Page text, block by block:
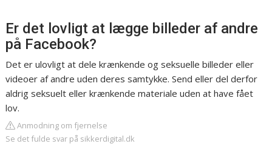
Er det lovligt at lægge billeder af andre
på Facebook?
Det er ulovligt at dele krænkende og seksuelle billeder eller
videoer af andre uden deres samtykke. Send eller del derfor
aldrig seksuelt eller krænkende materiale uden at have fået
lov.
Anmodning om fjernelse
Se det fulde svar på sikkerdigital.dk